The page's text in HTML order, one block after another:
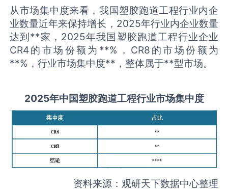
从市场集中度来看，我国塑胶跑道工程行业内企
业数量近年来保持增长，2025年行业内企业数量
达到**家，2025年我国塑胶跑道工程行业企业
CR4的市场份额为**%，CR8的市场份额为
**%，行业市场集中度**，整体属于**型市场。
2025年中国塑胶跑道工程行业市场集中度
资料来源：观研天下数据中心整理